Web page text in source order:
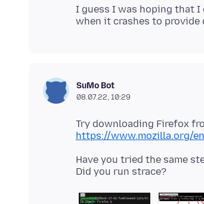
I guess I was hoping that
SuMo Bot
08.07.22, 10:29
https://www.mozilla.org/
Have you tried the same